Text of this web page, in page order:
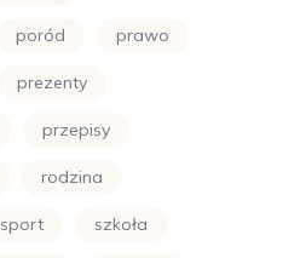
poród prawo
prezenty
przepisy
rodzina
sport szkoła